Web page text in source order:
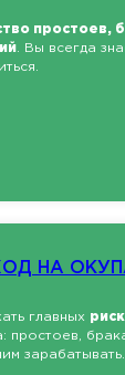
простоев,
. Вы всегда
НА
главных
простоев,
зарабатывать.